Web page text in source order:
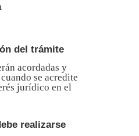
del trámite
acordadas y
se acredite
jurídico en el
realizarse